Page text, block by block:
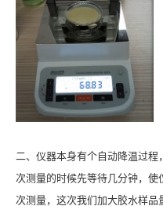
二、仪器本身有个自动降温过
次测量的时候先等待几分钟，
次测量，这次我们加大胶水样